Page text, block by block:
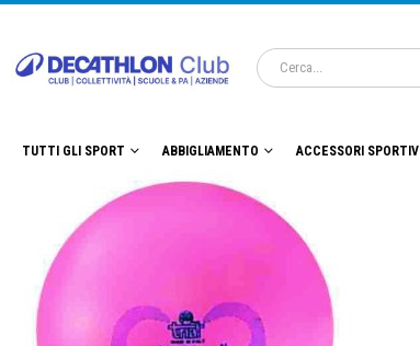
TUTTI GLI SPORT ABBIGLIAMENTO ACCESSORI SPORTIVI